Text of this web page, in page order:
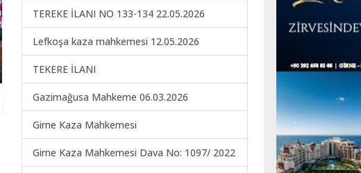
TEREKE İLANI NO 133-134 22.05.2026
Lefkoşa kaza mahkemesi 12.05.2026
TEKERE İLANI
Gazimağusa Mahkeme 06.03.2026
Girne Kaza Mahkemesi
Girne Kaza Mahkemesi Dava No: 1097/ 2022